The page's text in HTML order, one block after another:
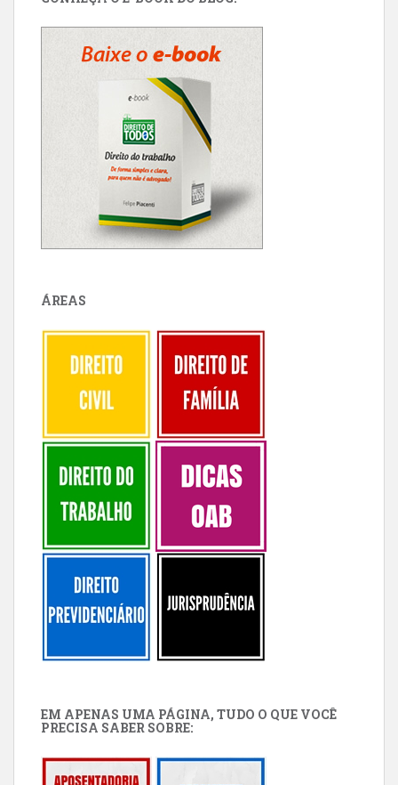
ÁREAS
EM APENAS UMA PÁGINA, TUDO O QUE VOCÊ
PRECISA SABER SOBRE: